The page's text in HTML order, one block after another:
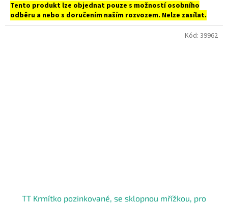
Tento produkt lze objednat pouze s možností osobního
odběru a nebo s doručením naším rozvozem. Nelze zasílat.
TT Krmítko pozinkované, se sklopnou mřížkou, pro
Kód: 39962